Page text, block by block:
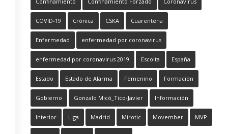
COVID-19 Crónica CSKA Cuarentena
Enfermedad enfermedad por coronavirus
enfermedad por coronavirus 2019 Escolta España
Estado Estado de Alarma Femenino Formación
Gobierno Gonzalo Micó_Tico-Javier Información
Interior Liga Madrid Mirotic Movember MVP